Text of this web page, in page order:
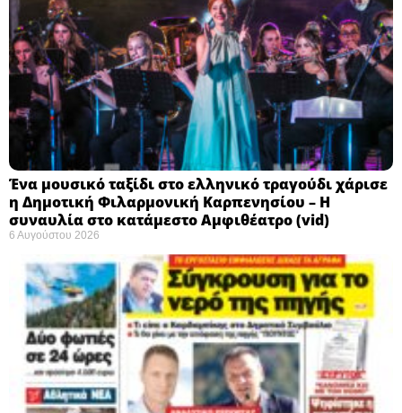
Ένα μουσικό ταξίδι στο ελληνικό τραγούδι χάρισε
η Δημοτική Φιλαρμονική Καρπενησίου – Η
συναυλία στο κατάμεστο Αμφιθέατρο (vid)
6 Αυγούστου 2026